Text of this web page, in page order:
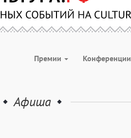
Премии Конференции
Афиша